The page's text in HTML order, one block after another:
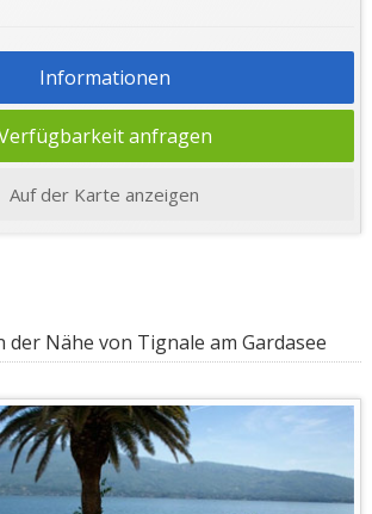
Informationen
anfragen
Auf der Karte anzeigen
der Nähe von Tignale am Gardasee